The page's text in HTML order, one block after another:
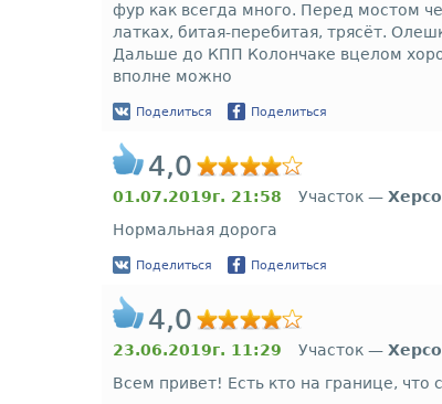
фур как всегда много. Перед мостом
латках, битая-перебитая, трясёт.
Дальше до КПП Колончаке вцелом
вполне можно
Поделиться Поделиться
4,0
01.07.2019г. 21:58 Участок —
Нормальная дорога
Поделиться Поделиться
4,0
23.06.2019г. 11:29 Участок —
Всем привет! Есть кто на границе, что